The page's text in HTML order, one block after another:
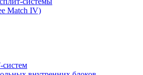
Match IV)